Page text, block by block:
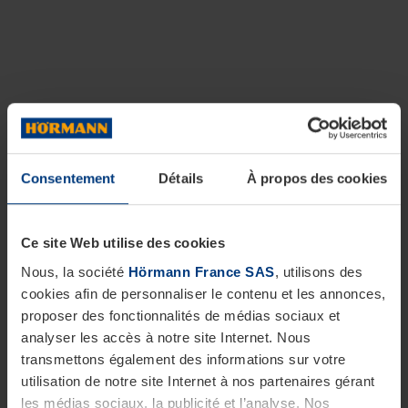
Consentement Détails À propos des cookies
Ce site Web utilise des cookies
Nous, la société Hörmann France SAS, utilisons des
cookies afin de personnaliser le contenu et les annonces,
proposer des fonctionnalités de médias sociaux et
analyser les accès à notre site Internet. Nous
transmettons également des informations sur votre
utilisation de notre site Internet à nos partenaires gérant
les médias sociaux, la publicité et l’analyse. Nos